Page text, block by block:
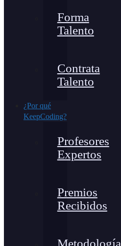
Forma
Talento
Contrata
Talento
¿Por qué
KeepCoding?
Profesores
Expertos
Premios
Recibidos
Metodología